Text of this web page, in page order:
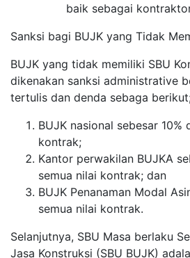
baik sebagai
Sanksi bagi BUJK yang Tidak
BUJK yang tidak memiliki SBU
dikenakan sanksi administrative
tertulis dan denda sebaga
BUJK nasional sebesar 10%
kontrak;
Kantor perwakilan BUJKA
semua nilai kontrak; dan
BUJK Penanaman Modal
semua nilai kontrak.
Selanjutnya, SBU Masa berlaku
Jasa Konstruksi (SBU BUJK)